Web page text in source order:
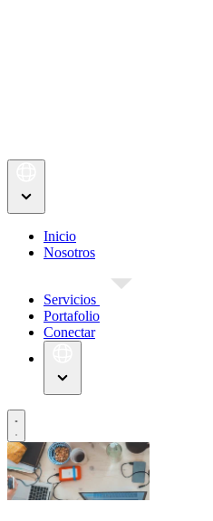
Inicio
Nosotros
Servicios
Portafolio
Conectar